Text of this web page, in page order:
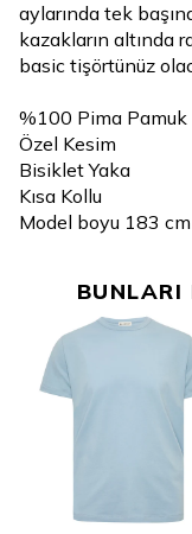
aylarında tek
kazakların altında
basic tişörtünüz
%100 Pima Pamuk
Özel Kesim
Bisiklet Yaka
Kısa Kollu
Model boyu 183
BUNLARI